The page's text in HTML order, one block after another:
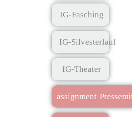
IG-Fasching
IG-Silvesterlauf
IG-Theater
assignment